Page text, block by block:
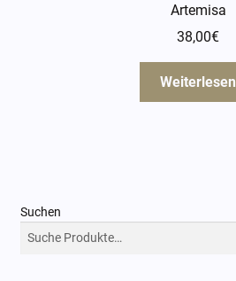
Artemisa
38,00€
Weiterlesen
Suchen